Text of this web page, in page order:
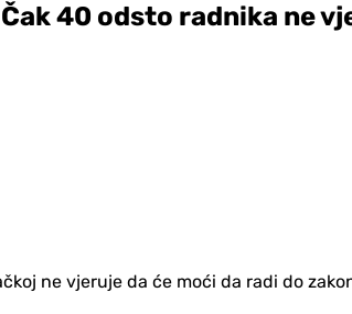
40 odsto radnika ne
ne vjeruje da će moći da radi do